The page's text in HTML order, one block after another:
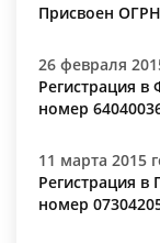
Присвоен
26 февраля
Регистрация
номер
11 марта 2015
Регистрация
номер